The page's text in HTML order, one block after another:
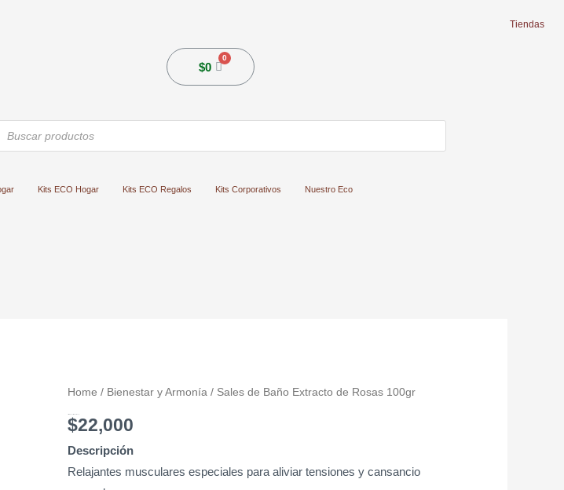
Tiendas
$0 Cart
Kits ECO Hogar Kits ECO Regalos Kits Corporativos Nuestro Eco
Home / Bienestar y Armonía / Sales de Baño Extracto de Rosas 100gr
$22,000
Descripción
Relajantes musculares especiales para aliviar tensiones y cansancio
Sales
de
Baño
Extracto
de